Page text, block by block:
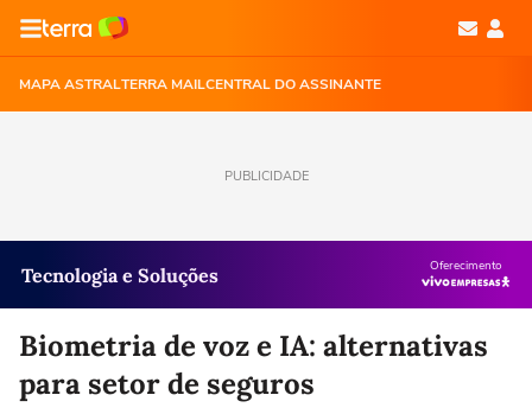
MAPA ASTRALTERRA MAILCENTRAL DO ASSINANTE
PUBLICIDADE
Tecnologia e Soluções Oferecimento
Biometria de voz e IA: alternativas
para setor de seguros